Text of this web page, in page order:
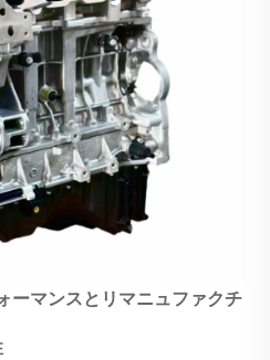
ーマンスとリマニュファクチ